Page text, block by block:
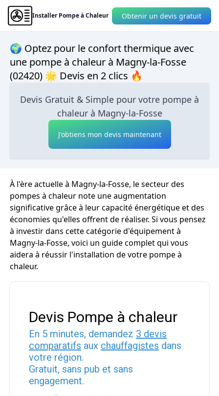
Installer Pompe à Chaleur Obtenir un devis gratuit
🌍 Optez pour le confort thermique avec
une pompe à chaleur à Magny-la-Fosse
(02420) 🌟 Devis en 2 clics 🔥
Devis Gratuit & Simple pour votre pompe à
chaleur à Magny-la-Fosse
J'obtiens mon devis maintenant
À l'ère actuelle à Magny-la-Fosse, le secteur des
pompes à chaleur note une augmentation
significative grâce à leur capacité énergétique et des
économies qu'elles offrent de réaliser. Si vous pensez
à investir dans cette catégorie d'équipement à
Magny-la-Fosse, voici un guide complet qui vous
aidera à réussir l'installation de votre pompe à
chaleur.
Devis Pompe à chaleur
En 5 minutes, demandez 3 devis
comparatifs aux chauffagistes dans
votre région.
Gratuit, sans pub et sans
engagement.